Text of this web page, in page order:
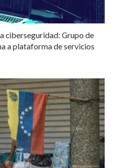
ciberseguridad: Grupo de
a plataforma de servicios